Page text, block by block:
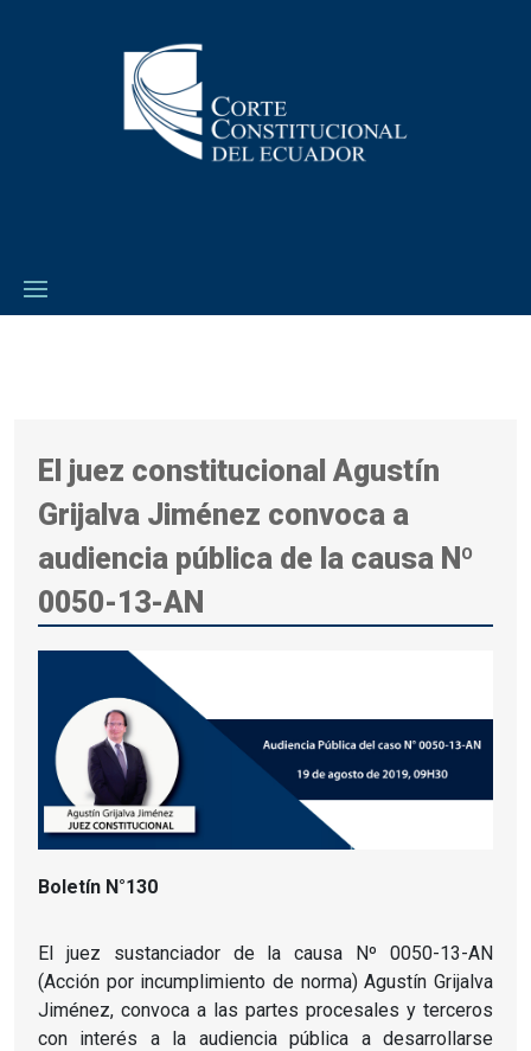
El juez constitucional Agustín
Grijalva Jiménez convoca a
audiencia pública de la causa Nº
0050-13-AN
Boletín N°130
El juez sustanciador de la causa Nº 0050-13-AN
(Acción por incumplimiento de norma) Agustín Grijalva
Jiménez, convoca a las partes procesales y terceros
con interés a la audiencia pública a desarrollarse